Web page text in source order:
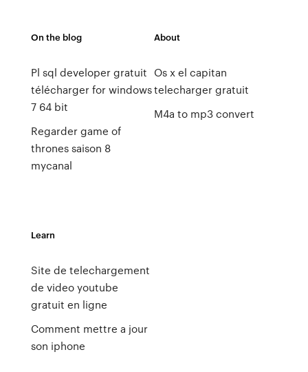
On the blog
Pl sql developer gratuit
télécharger for windows
7 64 bit
Regarder game of
thrones saison 8
mycanal
About
Os x el capitan
telecharger gratuit
M4a to mp3 convert
Learn
Site de telechargement
de video youtube
gratuit en ligne
Comment mettre a jour
son iphone